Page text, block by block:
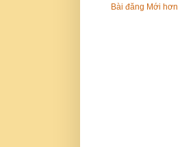
Bài đăng Mới hơn